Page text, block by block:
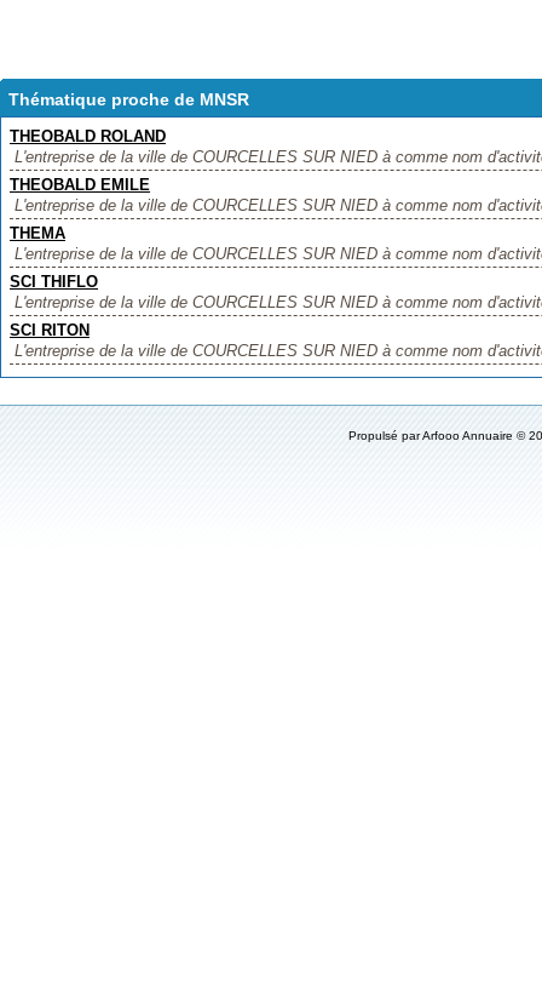
Thématique proche de MNSR
THEOBALD ROLAND
L'entreprise de la ville de COURCELLES SUR NIED à comme nom
THEOBALD EMILE
L'entreprise de la ville de COURCELLES SUR NIED à comme nom
THEMA
L'entreprise de la ville de COURCELLES SUR NIED à comme nom
SCI THIFLO
L'entreprise de la ville de COURCELLES SUR NIED à comme nom
SCI RITON
L'entreprise de la ville de COURCELLES SUR NIED à comme nom
Propulsé parArfooo Annuaire ©